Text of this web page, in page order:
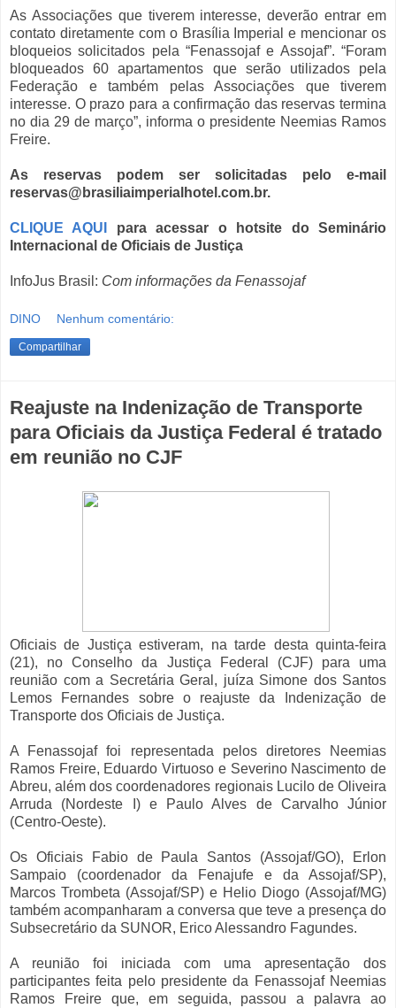
As Associações que tiverem interesse, deverão entrar em
contato diretamente com o Brasília Imperial e mencionar os
bloqueios solicitados pela “Fenassojaf e Assojaf”. “Foram
bloqueados 60 apartamentos que serão utilizados pela
Federação e também pelas Associações que tiverem
interesse. O prazo para a confirmação das reservas termina
no dia 29 de março”, informa o presidente Neemias Ramos
Freire.
As reservas podem ser solicitadas pelo e-mail
reservas@brasiliaimperialhotel.com.br.
CLIQUE AQUI
para acessar o hotsite do Seminário
Internacional de Oficiais de Justiça
InfoJus Brasil: Com informações da Fenassojaf
DINO Nenhum comentário:
Compartilhar
Reajuste na Indenização de Transporte
para Oficiais da Justiça Federal é tratado
em reunião no CJF
Oficiais de Justiça estiveram, na tarde desta quinta-feira
(21), no Conselho da Justiça Federal (CJF) para uma
reunião com a Secretária Geral, juíza Simone dos Santos
Lemos Fernandes sobre o reajuste da Indenização de
Transporte dos Oficiais de Justiça.
A Fenassojaf foi representada pelos diretores Neemias
Ramos Freire, Eduardo Virtuoso e Severino Nascimento de
Abreu, além dos coordenadores regionais Lucilo de Oliveira
Arruda (Nordeste I) e Paulo Alves de Carvalho Júnior
(Centro-Oeste).
Os Oficiais Fabio de Paula Santos (Assojaf/GO), Erlon
Sampaio (coordenador da Fenajufe e da Assojaf/SP),
Marcos Trombeta (Assojaf/SP) e Helio Diogo (Assojaf/MG)
também acompanharam a conversa que teve a presença do
Subsecretário da SUNOR, Erico Alessandro Fagundes.
A reunião foi iniciada com uma apresentação dos
participantes feita pelo presidente da Fenassojaf Neemias
Ramos Freire que, em seguida, passou a palavra ao